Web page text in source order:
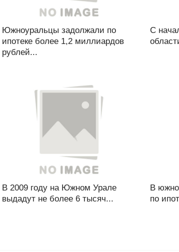
Южноуральцы задолжали по
ипотеке более 1,2 миллиардов
рублей...
С
В 2009 году на Южном Урале
выдадут не более 6 тысяч...
В
по